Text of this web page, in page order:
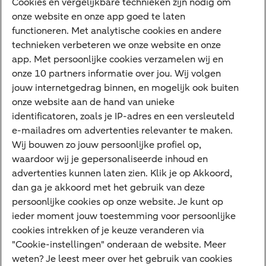
Internet Bankieren
ABN AMRO app
Tikkie
Apple Pay
Google Pay
Veilig bankieren
Meest gezocht
Hypotheek berekenen
E.dentifier
Jaaroverzicht
Rood staan
onze website en onze app goed te laten
functioneren. Met analytische cookies en andere
technieken verbeteren we onze website en onze
app. Met persoonlijke cookies verzamelen wij en
onze 10 partners informatie over jou. Wij volgen
jouw internetgedrag binnen, en mogelijk ook buiten
onze website aan de hand van unieke
identificatoren, zoals je IP-adres en een versleuteld
e-mailadres om advertenties relevanter te maken.
Wij bouwen zo jouw persoonlijke profiel op,
waardoor wij je gepersonaliseerde inhoud en
advertenties kunnen laten zien. Klik je op Akkoord,
dan ga je akkoord met het gebruik van deze
persoonlijke cookies op onze website. Je kunt op
ieder moment jouw toestemming voor persoonlijke
cookies intrekken of je keuze veranderen via
"Cookie-instellingen" onderaan de website. Meer
weten? Je leest meer over het gebruik van cookies